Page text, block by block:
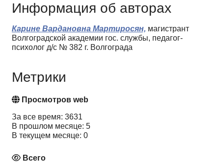
Информация об авторах
Карине Вардановна Мартиросян, магистрант
Волгоградской академии гос. службы, педагог-
психолог д/с № 382 г. Волгограда
Метрики
Просмотров web
За все время: 3631
В прошлом месяце: 5
В текущем месяце: 0
Всего